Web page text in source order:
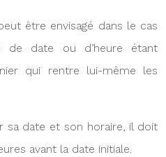
être envisagé dans le cas
de date ou d’heure étant
qui rentre lui-même les
sa date et son horaire, il doit
avant la date initiale.